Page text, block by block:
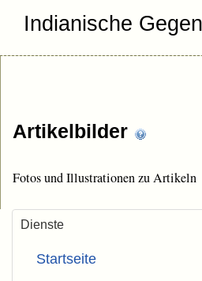
Indianische
Artikelbilder
Fotos und Illustrationen zu Artikeln
Dienste
Startseite